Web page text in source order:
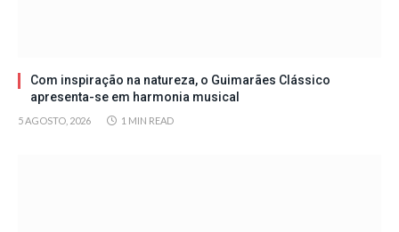
Com inspiração na natureza, o Guimarães Clássico
apresenta-se em harmonia musical
5 AGOSTO, 2026 1 MIN READ